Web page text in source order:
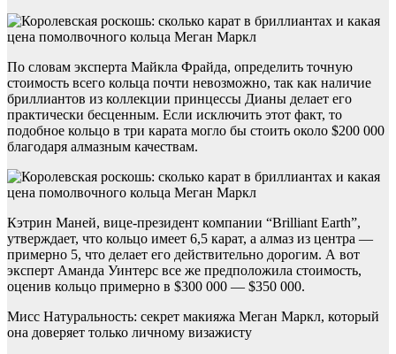
По словам эксперта Майкла Фрайда, определить точную
стоимость всего кольца почти невозможно, так как наличие
бриллиантов из коллекции принцессы Дианы делает его
практически бесценным. Если исключить этот факт, то
подобное кольцо в три карата могло бы стоить около $200 000
благодаря алмазным качествам.
Кэтрин Маней, вице-президент компании “Brilliant Earth”,
утверждает, что кольцо имеет 6,5 карат, а алмаз из центра —
примерно 5, что делает его действительно дорогим. А вот
эксперт Аманда Уинтерс все же предположила стоимость,
оценив кольцо примерно в $300 000 — $350 000.
Мисс Натуральность: секрет макияжа Меган Маркл, который
она доверяет только личному визажисту